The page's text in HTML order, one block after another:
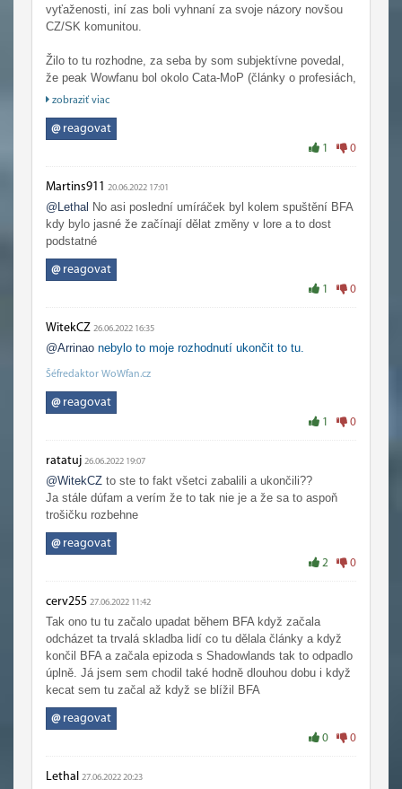
vyťaženosti, iní zas boli vyhnaní za svoje názory novšou
CZ/SK komunitou.
Žilo to tu rozhodne, za seba by som subjektívne povedal,
že peak Wowfanu bol okolo Cata-MoP (články o profesiách,
príbehy hrdinov Azerothu, aktívne fórum...).
zobraziť viac
@reagovat
1 0
Martins911 20.06.2022 17:01
@Lethal No asi poslední umíráček byl kolem spuštění BFA
kdy bylo jasné že začínají dělat změny v lore a to dost
podstatné
@reagovat
1 0
WitekCZ 26.06.2022 16:35
@Arrinao nebylo to moje rozhodnutí ukončit to tu.
Šéfredaktor WoWfan.cz
@reagovat
1 0
ratatuj 26.06.2022 19:07
@WitekCZ to ste to fakt všetci zabalili a ukončili??
Ja stále dúfam a verím že to tak nie je a že sa to aspoň
trošičku rozbehne
@reagovat
2 0
cerv255 27.06.2022 11:42
Tak ono tu tu začalo upadat během BFA když začala
odcházet ta trvalá skladba lidí co tu dělala články a když
končil BFA a začala epizoda s Shadowlands tak to odpadlo
úplně. Já jsem sem chodil také hodně dlouhou dobu i když
kecat sem tu začal až když se blížil BFA
@reagovat
0 0
Lethal 27.06.2022 20:23